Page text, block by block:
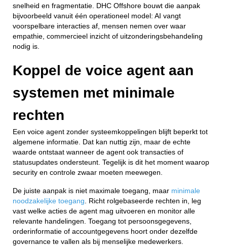
snelheid en fragmentatie. DHC Offshore bouwt die aanpak
bijvoorbeeld vanuit één operationeel model: AI vangt
voorspelbare interacties af, mensen nemen over waar
empathie, commercieel inzicht of uitzonderingsbehandeling
nodig is.
Koppel de voice agent aan
systemen met minimale
rechten
Een voice agent zonder systeemkoppelingen blijft beperkt tot
algemene informatie. Dat kan nuttig zijn, maar de echte
waarde ontstaat wanneer de agent ook transacties of
statusupdates ondersteunt. Tegelijk is dit het moment waarop
security en controle zwaar moeten meewegen.
De juiste aanpak is niet maximale toegang, maar minimale
noodzakelijke toegang . Richt rolgebaseerde rechten in, leg
vast welke acties de agent mag uitvoeren en monitor alle
relevante handelingen. Toegang tot persoonsgegevens,
orderinformatie of accountgegevens hoort onder dezelfde
governance te vallen als bij menselijke medewerkers.